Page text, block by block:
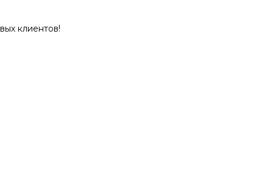
клиентов!